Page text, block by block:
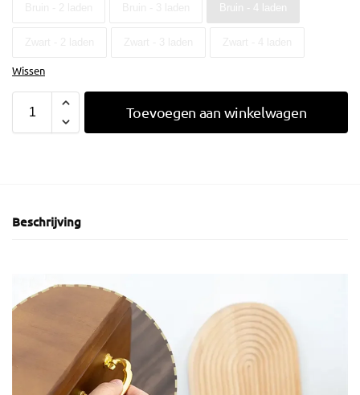
Bruin - 4 laden
Wissen
Toevoegen aan winkelwagen
Beschrijving